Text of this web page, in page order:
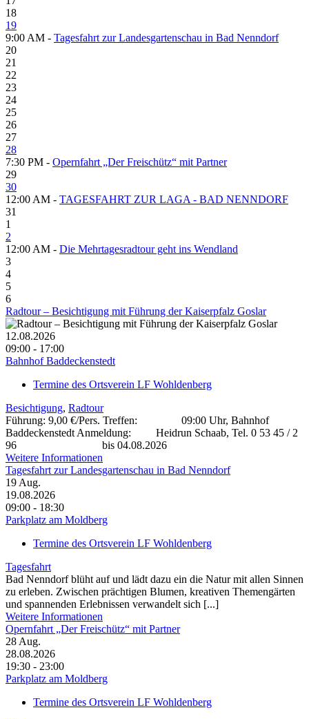
18
19
9:00 AM - Tagesfahrt zur Landesgartenschau in Bad Nenndorf
20
21
22
23
24
25
26
27
28
7:30 PM - Opernfahrt „Der Freischütz“ mit Partner
29
30
12:00 AM - TAGESFAHRT ZUR LAGA - BAD NENNDORF
31
1
2
12:00 AM - Die Mehrtagesradtour geht ins Wendland
3
4
5
6
Radtour – Besichtigung mit Führung der Kaiserpfalz Goslar
12.08.2026
09:00 - 17:00
Bahnhof Baddeckenstedt
Termine des Ortsverein LF Wohldenberg
Besichtigung, Radtour
Führung: 9,00 €/Pers. Treffen: 09:00 Uhr, Bahnhof
Baddeckenstedt Anmeldung: Heidrun Schaab, Tel. 0 53 45 / 2
96 bis 04.08.2026
Weitere Informationen
Tagesfahrt zur Landesgartenschau in Bad Nenndorf
19 Aug.
19.08.2026
09:00 - 18:30
Parkplatz am Moldberg
Termine des Ortsverein LF Wohldenberg
Tagesfahrt
Bad Nenndorf blüht auf und lädt dazu ein die Natur mit allen Sinnen
zu erleben. Zwischen prächtigen Blumen, kreativen Themengärten
und spannenden Erlebnissen verwandelt sich [...]
Weitere Informationen
Opernfahrt „Der Freischütz“ mit Partner
28 Aug.
28.08.2026
19:30 - 23:00
Parkplatz am Moldberg
Termine des Ortsverein LF Wohldenberg